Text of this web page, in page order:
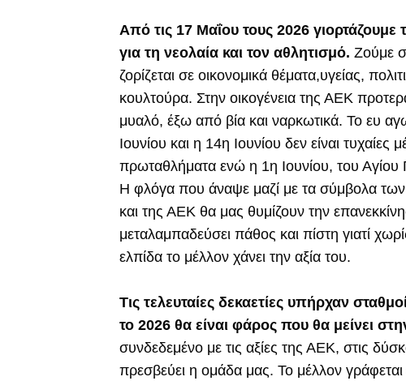
Από τις 17 Μαΐου τους 2026
για τη νεολαία και τον αθλητισμό. Ζούμε
ζορίζεται σε οικονομικά θέματα,υγείας,
κουλτούρα. Στην οικογένεια της ΑΕΚ
μυαλό, έξω από βία και ναρκωτικά. Το ευ
Ιουνίου και η 14η Ιουνίου δεν είναι
πρωταθλήματα ενώ η 1η Ιουνίου, του
Η φλόγα που άναψε μαζί με τα σύμβολα
και της ΑΕΚ θα μας θυμίζουν την
μεταλαμπαδεύσει πάθος και πίστη γιατί
ελπίδα το μέλλον χάνει την αξία του.
Τις τελευταίες δεκαετίες υπήρχαν
το 2026 θα είναι φάρος που θα μείνει
συνδεδεμένο με τις αξίες της ΑΕΚ, στις
πρεσβεύει η ομάδα μας. Το μέλλον γράφεται